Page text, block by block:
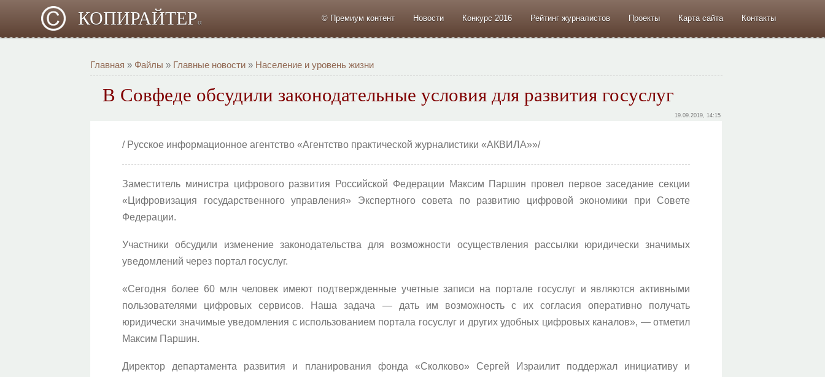
КОПИРАЙТЕРα © Премиум контент Новости Конкурс 2016 Рейтинг журналистов Проекты Карта сайта Контакты
Главная » Файлы » Главные новости » Население и уровень жизни
В Совфеде обсудили законодательные условия для развития госуслуг
19.09.2019, 14:15
/ Русское информационное агентство «Агентство практической журналистики «АКВИЛА»»/
Заместитель министра цифрового развития Российской Федерации Максим Паршин провел первое заседание секции
«Цифровизация государственного управления» Экспертного совета по развитию цифровой экономики при Совете
Федерации.
Участники обсудили изменение законодательства для возможности осуществления рассылки юридически значимых
уведомлений через портал госуслуг.
«Сегодня более 60 млн человек имеют подтвержденные учетные записи на портале госуслуг и являются активными
пользователями цифровых сервисов. Наша задача — дать им возможность с их согласия оперативно получать
юридически значимые уведомления с использованием портала госуслуг и других удобных цифровых каналов», — отметил
Максим Паршин.
Директор департамента развития и планирования фонда «Сколково» Сергей Израилит поддержал инициативу и